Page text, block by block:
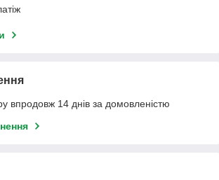
впродовж 14 днів за домовленістю